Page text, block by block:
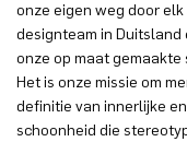
onze eigen weg door
designteam in
onze op maat
Het is onze missie om
definitie van innerlijke
schoonheid die